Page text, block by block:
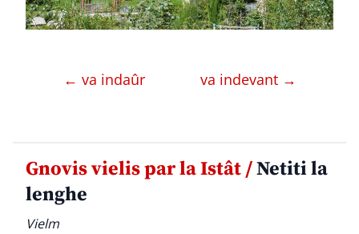
← va indaûr va indevant →
Gnovis vielis par la Istât /Netiti la
lenghe
Vielm